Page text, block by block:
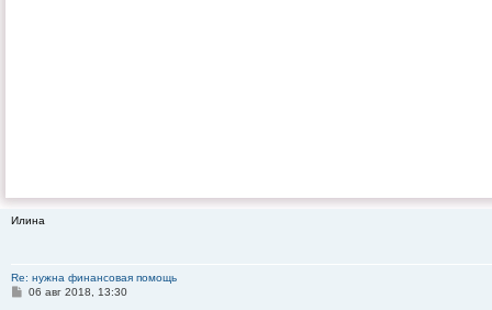
Илина
Re: нужна финансовая помощь
С06 авг 2018, 13:30